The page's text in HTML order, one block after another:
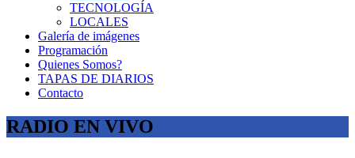
TECNOLOGÍA
LOCALES
Galería de imágenes
Programación
Quienes Somos?
TAPAS DE DIARIOS
Contacto
RADIO EN VIVO